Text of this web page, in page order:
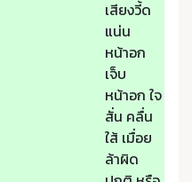
เสียงวี้ด
แน่น
หน้าอก
เจ็บ
หน้าอก ใจ
สั่น คลื่น
ใส้ เมื่อย
ล้าผิด